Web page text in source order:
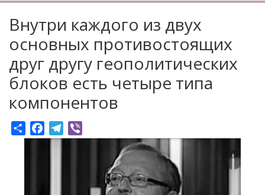
Внутри каждого из двух
основных противостоящих
друг другу геополитических
блоков есть четыре типа
компонентов
ShareFacebookTelegram